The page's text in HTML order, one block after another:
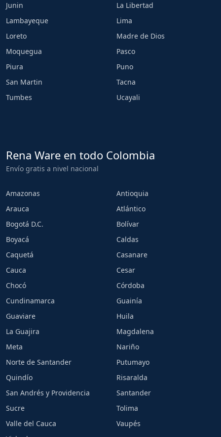
Junin
La Libertad
Lambayeque
Lima
Loreto
Madre de Dios
Moquegua
Pasco
Piura
Puno
San Martin
Tacna
Tumbes
Ucayali
Rena Ware en todo Colombia
Envío gratis a nivel nacional
Amazonas
Antioquia
Arauca
Atlántico
Bogotá D.C.
Bolívar
Boyacá
Caldas
Caquetá
Casanare
Cauca
Cesar
Chocó
Córdoba
Cundinamarca
Guainía
Guaviare
Huila
La Guajira
Magdalena
Meta
Nariño
Norte de Santander
Putumayo
Quindío
Risaralda
San Andrés y Providencia
Santander
Sucre
Tolima
Valle del Cauca
Vaupés